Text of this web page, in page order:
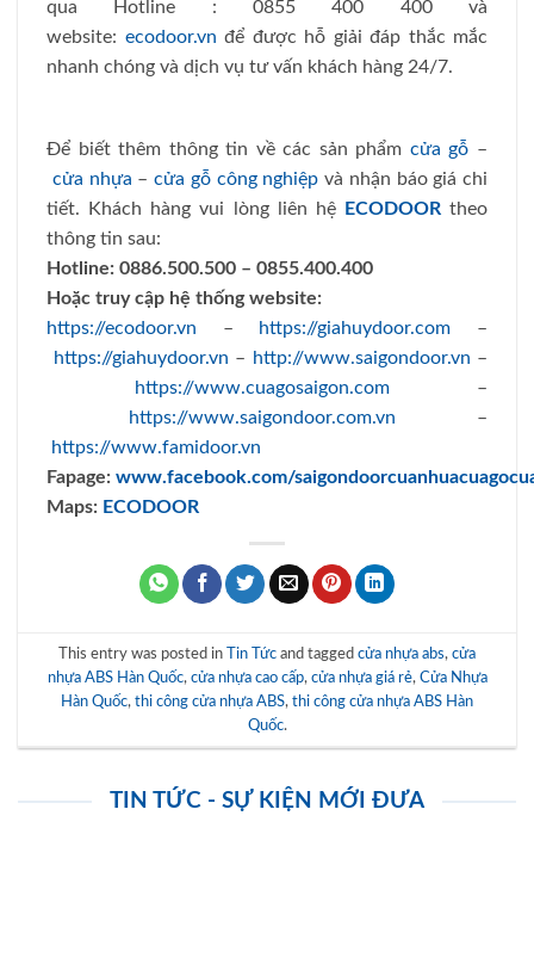
qua Hotline : 0855 400 400 và
website: ecodoor.vn để được hỗ giải đáp thắc mắc
nhanh chóng và dịch vụ tư vấn khách hàng 24/7.
Để biết thêm thông tin về các sản phẩm cửa gỗ –
cửa nhựa – cửa gỗ công nghiệp và nhận báo giá chi
tiết. Khách hàng vui lòng liên hệ
ECODOORtheo
thông tin sau:
Hotline: 0886.500.500 – 0855.400.400
Hoặc truy cập hệ thống website:
https://ecodoor.vn – https://giahuydoor.com –
https://giahuydoor.vn – http://www.saigondoor.vn –
https://www.cuagosaigon.com–
https://www.saigondoor.com.vn –
https://www.famidoor.vn
Fapage: www.facebook.com/
Maps: ECODOOR
This entry was posted in Tin Tức and tagged cửa nhựa abs, cửa
nhựa ABS Hàn Quốc, cửa nhựa cao cấp, cửa nhựa giá rẻ, Cửa Nhựa
Hàn Quốc, thi công cửa nhựa ABS, thi công cửa nhựa ABS Hàn
Quốc.
TIN TỨC - SỰ KIỆN MỚI ĐƯA